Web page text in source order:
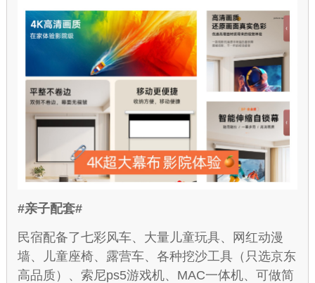
#亲子配套#
民宿配备了七彩风车、大量儿童玩具、网红动漫
墙、儿童座椅、露营车、各种挖沙工具（只选京东
高品质）、索尼ps5游戏机、MAC一体机、可做简